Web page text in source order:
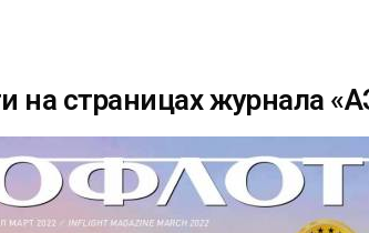
на страницах журнала